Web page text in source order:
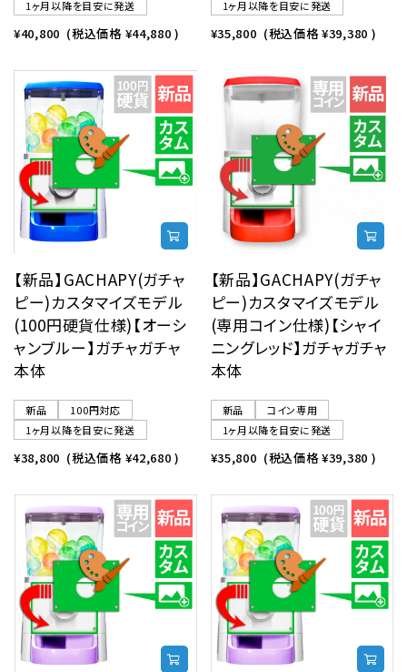
1ヶ月以降を目安に発送
¥40,800 (税込価格 ¥44,880 )
1ヶ月以降を目安に発送
¥35,800 (税込価格¥39,380 )
【新品】GACHAPY(ガチャ
ピー)カスタマイズモデル
(100円硬貨仕様)【オーシ
ャンブルー】ガチャガチャ
本体
新品
100円対応
1ヶ月以降を目安に発送
¥38,800 (税込価格 ¥42,680 )
【新品】GACHAPY(ガチャ
ピー)カスタマイズモデル
(専用コイン仕様)【シャイ
ニングレッド】ガチャガチャ
本体
新品
コイン専用
1ヶ月以降を目安に発送
¥35,800 (税込価格¥39,380 )